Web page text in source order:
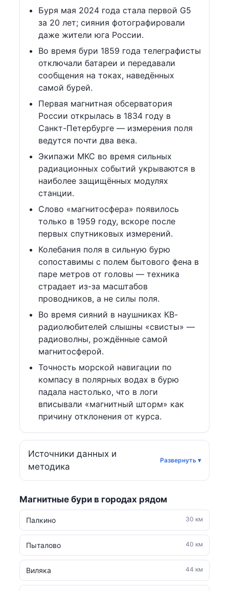
Буря мая 2024 года стала первой G5
за 20 лет; сияния фотографировали
даже жители юга России.
Во время бури 1859 года телеграфисты
отключали батареи и передавали
сообщения на токах, наведённых
самой бурей.
Первая магнитная обсерватория
России открылась в 1834 году в
Санкт-Петербурге — измерения поля
ведутся почти два века.
Экипажи МКС во время сильных
радиационных событий укрываются в
наиболее защищённых модулях
станции.
Слово «магнитосфера» появилось
только в 1959 году, вскоре после
первых спутниковых измерений.
Колебания поля в сильную бурю
сопоставимы с полем бытового фена в
паре метров от головы — техника
страдает из-за масштабов
проводников, а не силы поля.
Во время сияний в наушниках КВ-
радиолюбителей слышны «свисты» —
радиоволны, рождённые самой
магнитосферой.
Точность морской навигации по
компасу в полярных водах в бурю
падала настолько, что в логи
вписывали «магнитный шторм» как
причину отклонения от курса.
Источники данных и
методика
Магнитные бури в городах рядом
Палкино 30 км
Пыталово 40 км
Виляка 44 км